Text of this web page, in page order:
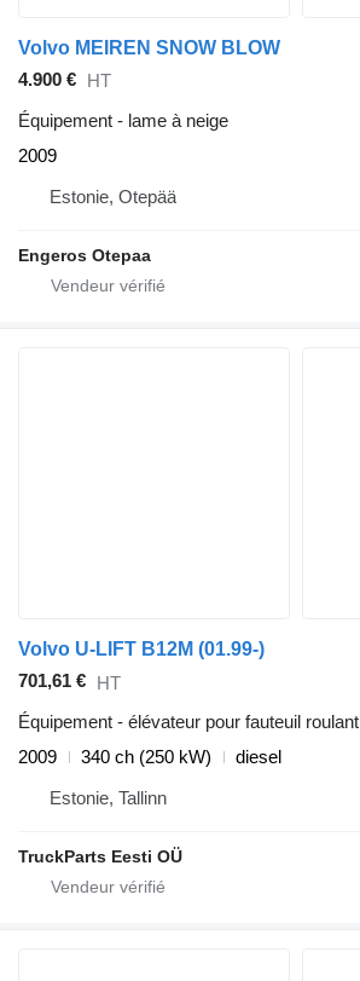
Volvo MEIREN SNOW BLOW
4.900 € HT
Équipement - lame à neige
2009
Estonie, Otepää
Engeros Otepaa
Volvo U-LIFT B12M (01.99-)
701,61 € HT
Équipement - élévateur pour fauteuil roulant
2009
340 ch (250 kW)
diesel
Estonie, Tallinn
TruckParts Eesti OÜ